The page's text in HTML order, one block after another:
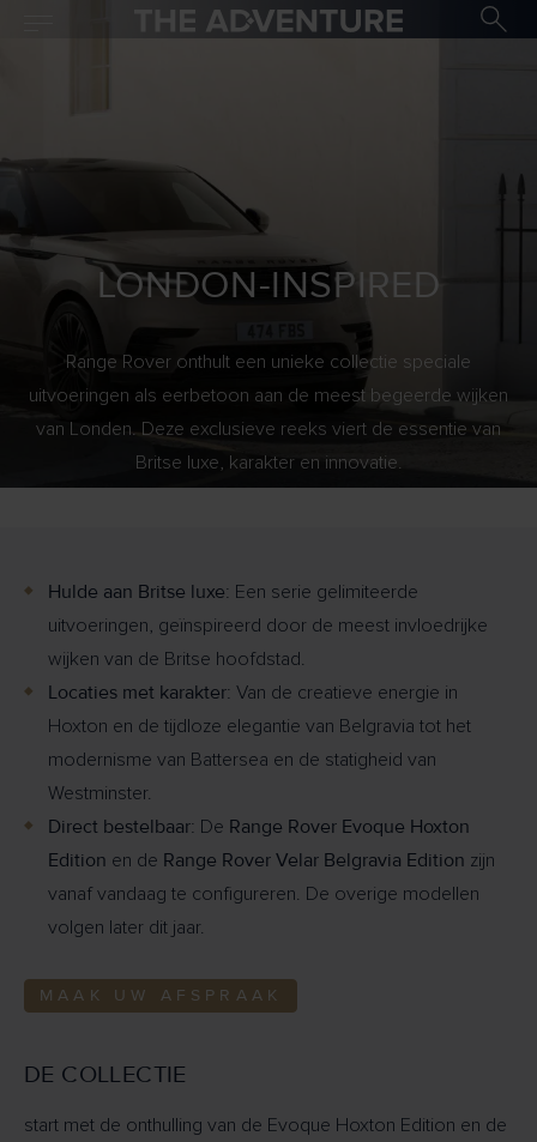
LONDON-INSPIRED
Range Rover onthult een unieke collectie speciale
uitvoeringen als eerbetoon aan de meest begeerde wijken
van Londen. Deze exclusieve reeks viert de essentie van
Britse luxe, karakter en innovatie.
Hulde aan Britse luxe: Een serie gelimiteerde
uitvoeringen, geïnspireerd door de meest invloedrijke
wijken van de Britse hoofdstad.
Locaties met karakter: Van de creatieve energie in
Hoxton en de tijdloze elegantie van Belgravia tot het
modernisme van Battersea en de statigheid van
Westminster.
Direct bestelbaar: De Range Rover Evoque Hoxton
Edition en de Range Rover Velar Belgravia Edition zijn
vanaf vandaag te configureren. De overige modellen
volgen later dit jaar.
MAAK UW AFSPRAAK
DE COLLECTIE
start met de onthulling van de Evoque Hoxton Edition en de